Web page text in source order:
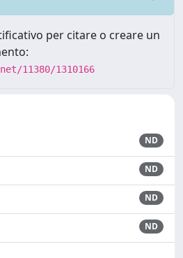
per citare o creare un
11380/1310166
ND
ND
ND
ND